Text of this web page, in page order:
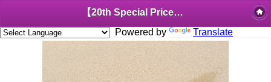
【20th Special Price】SESSYA Ultra-foaming sinker Sand Brown KAISO type 120mm
Powered by
Translate